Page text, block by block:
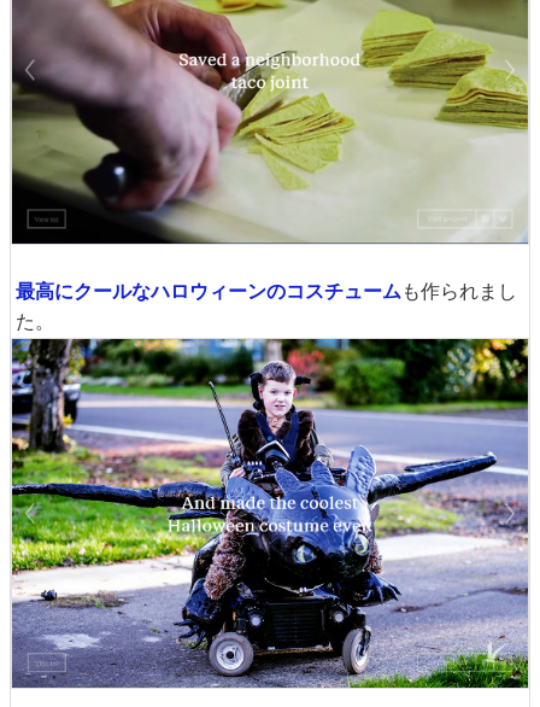
最高にクールなハロウィーンのコスチュームも作られまし
た。